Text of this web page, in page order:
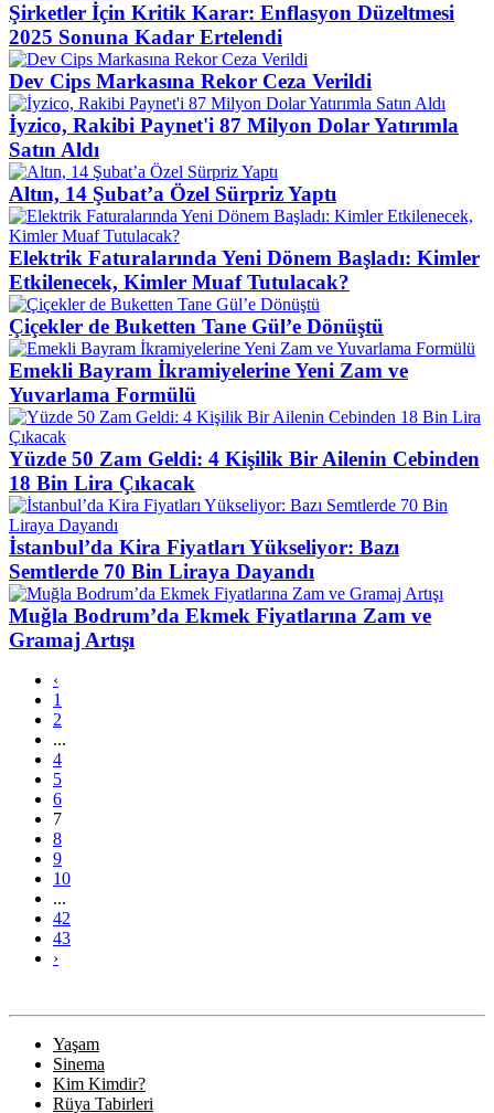
Şirketler İçin Kritik Karar: Enflasyon Düzeltmesi
2025 Sonuna Kadar Ertelendi
Dev Cips Markasına Rekor Ceza Verildi
İyzico, Rakibi Paynet'i 87 Milyon Dolar Yatırımla
Satın Aldı
Altın, 14 Şubat’a Özel Sürpriz Yaptı
Elektrik Faturalarında Yeni Dönem Başladı: Kimler
Etkilenecek, Kimler Muaf Tutulacak?
Çiçekler de Buketten Tane Gül’e Dönüştü
Emekli Bayram İkramiyelerine Yeni Zam ve
Yuvarlama Formülü
Yüzde 50 Zam Geldi: 4 Kişilik Bir Ailenin Cebinden
18 Bin Lira Çıkacak
İstanbul’da Kira Fiyatları Yükseliyor: Bazı
Semtlerde 70 Bin Liraya Dayandı
Muğla Bodrum’da Ekmek Fiyatlarına Zam ve
Gramaj Artışı
‹
1
2
...
4
5
6
7
8
9
10
...
42
43
›
Yaşam
Sinema
Kim Kimdir?
Rüya Tabirleri